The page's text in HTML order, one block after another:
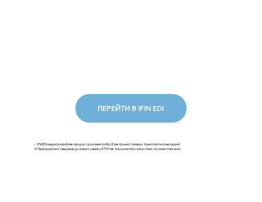
ПЕРЕЙТИ В IFIN EDI
✅ iFinEDI наразі розробляє продукт документообігу Електронної товарно-транспортної накладної.
💡Приєднуйтесь першими до нового сервісу ЕТТН: як тільки ми його запустимо та сповістимо вас!